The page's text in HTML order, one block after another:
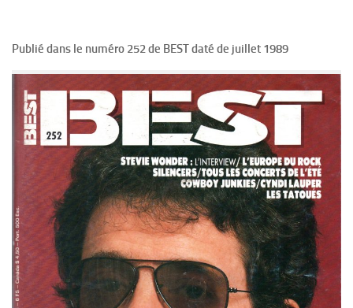
Publié dans le numéro 252 de BEST daté de juillet 1989